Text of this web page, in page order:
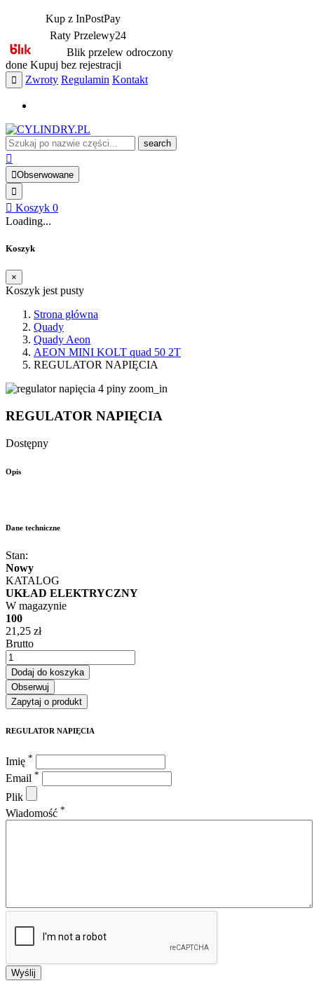
Kup z InPostPay
Raty Przelewy24
Blik przelew odroczony
done Kupuj bez rejestracji
Zwroty Regulamin Kontakt
search
Obserwowane
Koszyk 0
Loading...
Koszyk
×
Koszyk jest pusty
Strona główna
Quady
Quady Aeon
AEON MINI KOLT quad 50 2T
REGULATOR NAPIĘCIA
zoom_in
REGULATOR NAPIĘCIA
Dostępny
Opis
Dane techniczne
Stan:
Nowy
KATALOG
UKŁAD ELEKTRYCZNY
W magazynie
100
21,25 zł
Brutto
Dodaj do koszyka
Obserwuj
Zapytaj o produkt
REGULATOR NAPIĘCIA
Imię *
Email *
Plik
Wiadomość *